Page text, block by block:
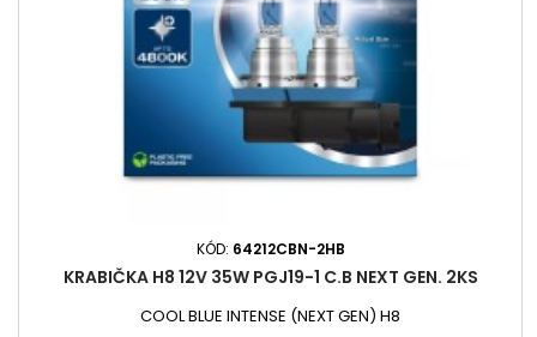
KÓD: 64212CBN-2HB
KRABIČKA H8 12V 35W PGJ19-1 C.B NEXT GEN. 2KS
COOL BLUE INTENSE (NEXT GEN) H8